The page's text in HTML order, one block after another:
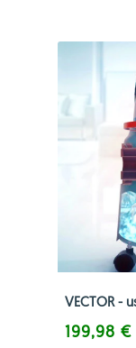
VECTOR -
199,98 €